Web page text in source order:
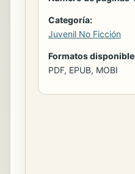
Categoría:
Juvenil No Ficción
Formatos
PDF, EPUB, MOBI